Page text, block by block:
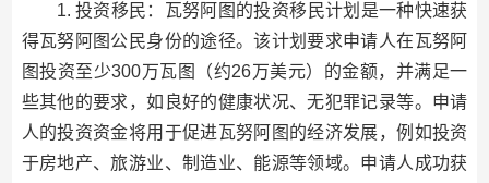
1. 投资移民：瓦努阿图的投资移民计划是一种快速获
得瓦努阿图公民身份的途径。该计划要求申请人在瓦努阿
图投资至少300万瓦图（约26万美元）的金额，并满足一
些其他的要求，如良好的健康状况、无犯罪记录等。申请
人的投资资金将用于促进瓦努阿图的经济发展，例如投资
于房地产、旅游业、制造业、能源等领域。申请人成功获